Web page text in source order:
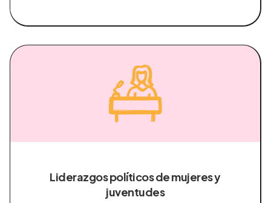
Liderazgos políticos de mujeres y
juventudes